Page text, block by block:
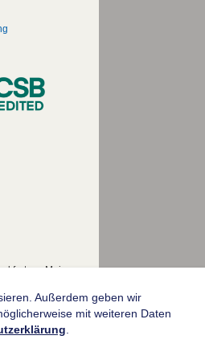
am Main
Außerdem geben wir
mit weiteren Daten